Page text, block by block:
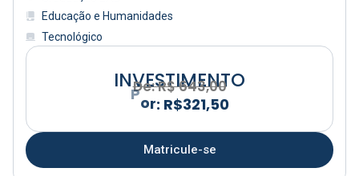
Educação e Humanidades
Tecnológico
Matricule-se
INVESTIMENTO
De: R$ 643,00
R$3
21,50